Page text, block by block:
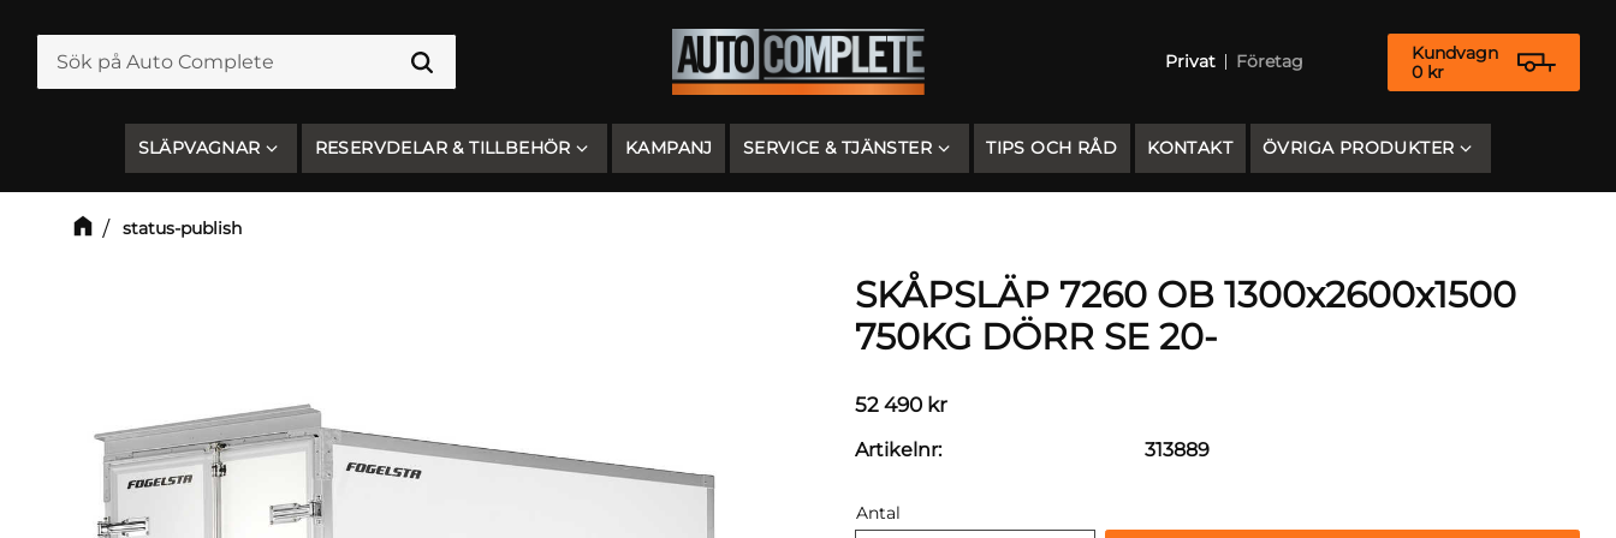
Privat Företag
Kundvagn
0 kr
SLÄPVAGNAR RESERVDELAR & TILLBEHÖR KAMPANJ SERVICE & TJÄNSTER TIPS OCH RÅD KONTAKT ÖVRIGA PRODUKTER
status-publish
SKÅPSLÄP 7260 OB 1300x2600x1500
750KG DÖRR SE 20-
52 490kr
Antal
Artikelnr 313889